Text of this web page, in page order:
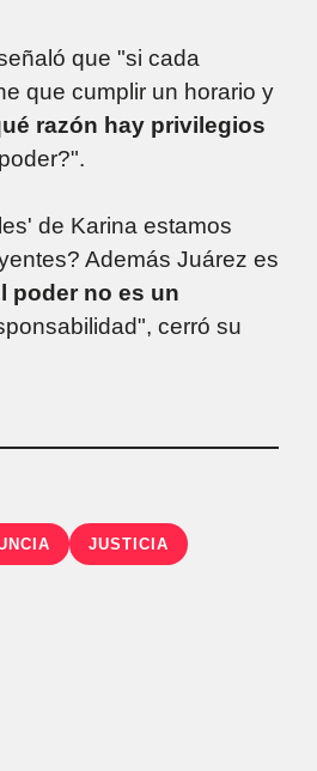
que "si cada
que cumplir un horario y
razón hay privilegios
de Karina estamos
Además Juárez es
l poder no es un
cerró su
JUSTICIA